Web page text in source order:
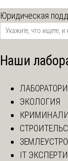
Юридическая
Наши
ЭКОЛОГИЯ
IT